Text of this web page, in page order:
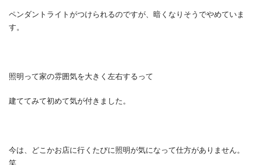
ペンダントライトがつけられるのですが、暗くなりそうでやめていま
す。
照明って家の雰囲気を大きく左右するって
建ててみて初めて気が付きました。
今は、どこかお店に行くたびに照明が気になって仕方がありません。
笑